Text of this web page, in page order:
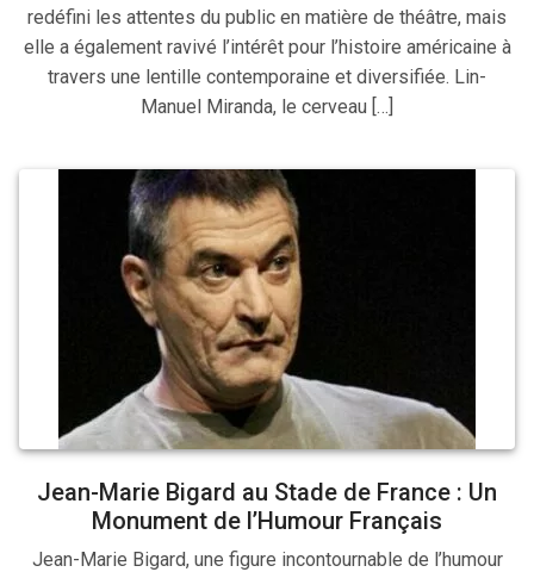
redéfini les attentes du public en matière de théâtre, mais
elle a également ravivé l’intérêt pour l’histoire américaine à
travers une lentille contemporaine et diversifiée. Lin-
Manuel Miranda, le cerveau […]
Jean-Marie Bigard au Stade de France : Un
Monument de l’Humour Français
Jean-Marie Bigard, une figure incontournable de l’humour